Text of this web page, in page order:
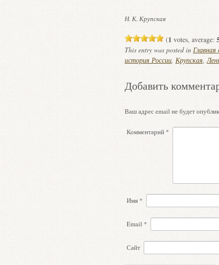
Н. К. Крупская
(1 votes, average:
This entry was posted in
история России, Крупская,
Добавить
Ваш адрес email не будет
Комментарий *
Имя *
Email *
Сайт